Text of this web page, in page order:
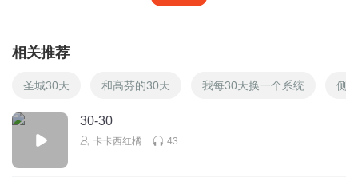
相关推荐
圣城30天 和高芬的30天 我每30天换一个系统 侧
30-30
卡卡西红橘 43